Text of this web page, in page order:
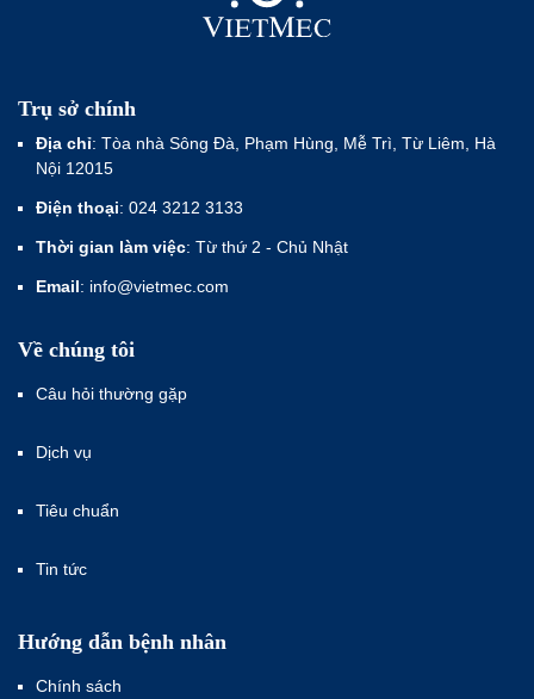
Trụ sở chính
Địa chỉ: Tòa nhà Sông Đà, Phạm Hùng, Mễ Trì, Từ Liêm, Hà
Nội 12015
Điện thoại: 024 3212 3133
Thời gian làm việc: Từ thứ 2 - Chủ Nhật
Email: info@vietmec.com
Về chúng tôi
Câu hỏi thường gặp
Dịch vụ
Tiêu chuẩn
Tin tức
Hướng dẫn bệnh nhân
Chính sách